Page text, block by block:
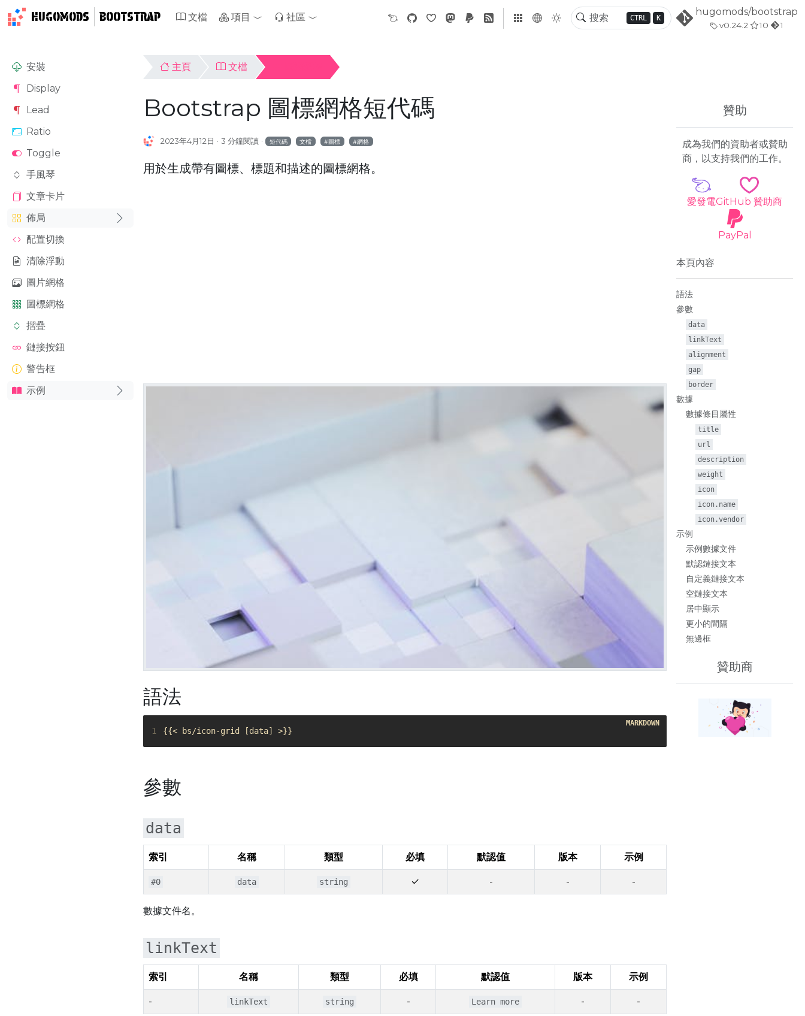
HUGOMODS BOOTSTRAP CTRL K
hugomods/bootstrap
v0.24.2 10 1
文檔 項目 社區
安裝
Display
Lead
Ratio
Toggle
手風琴
文章卡片
佈局
配置切換
清除浮動
圖片網格
圖標網格
摺疊
鏈接按鈕
警告框
示例
主頁 文檔
Bootstrap 圖標網格短代碼
2023年4月12日 3 分鐘閱讀 短代碼 文檔 圖標 網格
用於生成帶有圖標、標題和描述的圖標網格。
贊助
成為我們的資助者或贊助
商，以支持我們的工作。
愛發電GitHub 贊助商
PayPal
本頁內容
語法
參數
data
linkText
alignment
gap
border
數據
數據條目屬性
title
url
description
weight
icon
icon.name
icon.vendor
示例
示例數據文件
默認鏈接文本
自定義鏈接文本
空鏈接文本
居中顯示
更小的間隔
無邊框
贊助商
語法
1
參數
data
索引 名稱 類型 必填 默認值 版本 示例
#0 data string ✓ - - -
數據文件名。
linkText
索引 名稱 類型 必填 默認值 版本 示例
- linkText string - Learn more - -